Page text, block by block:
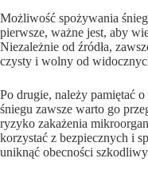
Możliwość spożywania
pierwsze, ważne jest, aby
Niezależnie od źródła,
czysty i wolny od
Po drugie, należy pamiętać
śniegu zawsze warto go
ryzyko zakażenia
korzystać z bezpiecznych i
uniknąć obecności